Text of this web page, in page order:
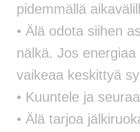
pidemmällä
• Älä odota siihen
nälkä. Jos
vaikeaa keskittyä
• Kuuntele ja
• Älä tarjoa